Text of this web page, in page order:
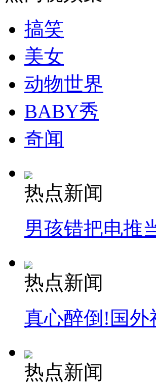
司机酒驾遇交警 急速倒车逃窜
搞笑
美女
动物世界
BABY秀
奇闻
热点新闻
男孩错把电推
热点新闻
真心醉倒!国外
热点新闻